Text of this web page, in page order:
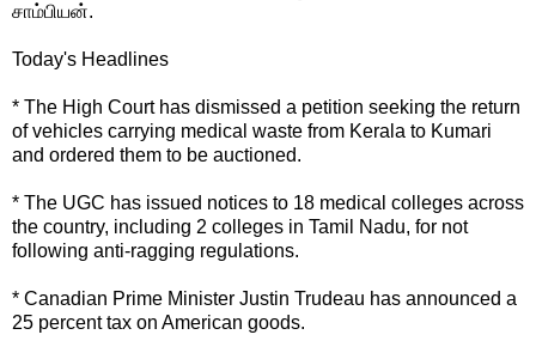
சாம்பியன்.
Today's Headlines
* The High Court has dismissed a petition seeking the return
of vehicles carrying medical waste from Kerala to Kumari
and ordered them to be auctioned.
* The UGC has issued notices to 18 medical colleges across
the country, including 2 colleges in Tamil Nadu, for not
following anti-ragging regulations.
* Canadian Prime Minister Justin Trudeau has announced a
25 percent tax on American goods.